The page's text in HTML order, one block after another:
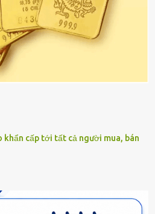
khẩn cấp tới tất cả người mua, bán